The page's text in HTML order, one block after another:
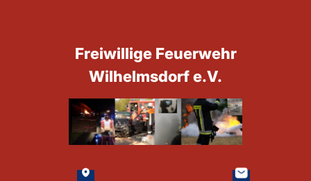
Freiwillige Feuerwehr
Wilhelmsdorf e.V.